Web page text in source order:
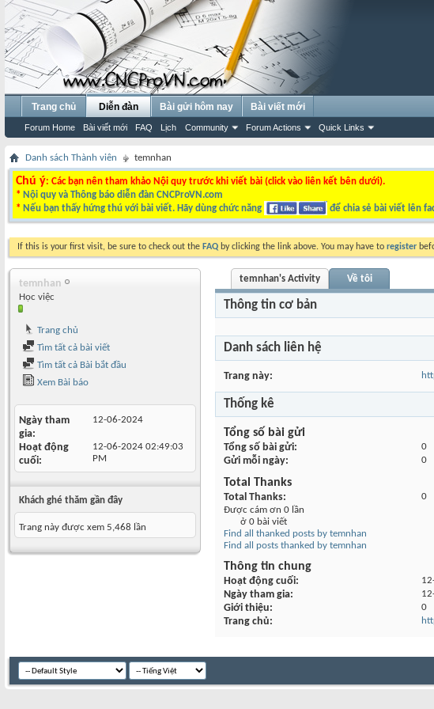
Trang chủ Diễn đàn
Forum Home Bài viết mới FAQ Lịch Community Forum Actions Quick Links
Bài gửi hôm nay Bài viết mới
Danh sách Thành viên temnhan
Chú ý: Các bạn nên tham khảo Nội quy trước khi viết bài (click vào liên kết bên dưới).
* Nội quy và Thông báo diễn đàn CNCProVN.com
* Nếu bạn thấy hứng thú với bài viết. Hãy dùng chức năng để chia sẻ bài viết lên
If this is your first visit, be sure to check out the FAQ by clicking the link above. You may have to register
temnhan
Học việc
Trang chủ
Tìm tất cả bài viết
Tìm tất cả Bài bắt đầu
Xem Bài báo
Ngày tham
gia
12-06-2024
Hoạt động
cuối
12-06-2024 02:49:03
PM
Khách ghé thăm gần đây
Trang này được xem 5,468 lần
temnhan's Activity Về tôi
Thông tin cơ bản
Danh sách liên hệ
Trang này
Thống kê
Tổng số bài gửi
Tổng số bài gửi 0
Gửi mỗi ngày 0
Total Thanks
Total Thanks
0
Được cám ơn 0 lần
ở 0 bài viết
Find all thanked posts by temnhan
Find all posts thanked by temnhan
Thông tin chung
Hoạt động cuối
Ngày tham gia
Giới thiệu 0
Trang chủ